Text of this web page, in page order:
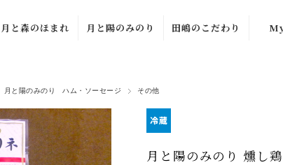
月と森のほまれ
月と森のほまれ
ギフトセット
月と陽のみのり
月と陽のみのり
ギフトセット
田嶋のこだわり
お客様の声
月と陽のみのり ハム・ソーセージ その他
月と陽のみのり 燻し